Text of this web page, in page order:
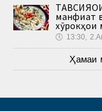
манфиат
хӯрокҳои
🕔 13:30,
Ҳамаи